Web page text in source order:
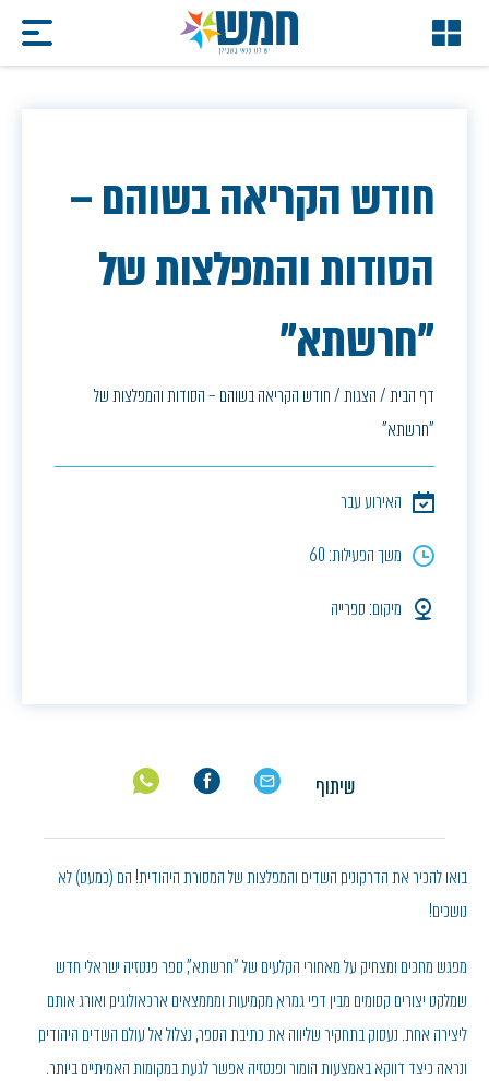
חודש הקריאה בשוהם –
הסודות והמפלצות של
"חרשתא"
דף הבית/הצגות/חודש הקריאה בשוהם – הסודות והמפלצות של
"חרשתא"
האירוע עבר
משך הפעילות: 60
מיקום: ספרייה
שיתוף
בואו להכיר את הדרקונים, השדים והמפלצות של המסורת היהודית! הם (כמעט) לא
נושכים!
מפגש מחכים ומצחיק על מאחורי הקלעים של "חרשתא", ספר פנטזיה ישראלי חדש
שמלקט יצורים קסומים מבין דפי גמרא, מקמיעות ומממצאים ארכאולוגים, ואורג אותם
ליצירה אחת. נעסוק בתחקיר שליווה את כתיבת הספר, נצלול אל עולם השדים היהודים,
ונראה כיצד דווקא באמצעות הומור ופנטזיה אפשר לגעת במקומות האמיתיים ביותר.